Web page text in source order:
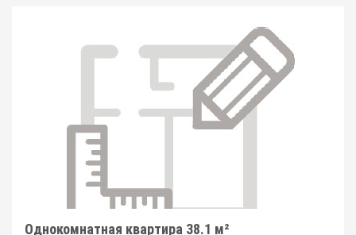
Однокомнатная квартира 38.1 м²